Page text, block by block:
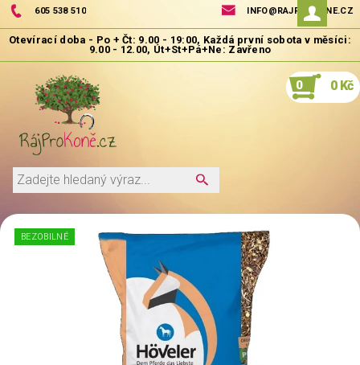
605 538 510 INFO@RAJPROKONE.CZ
0 0 Kč
BEZOBILNÉ